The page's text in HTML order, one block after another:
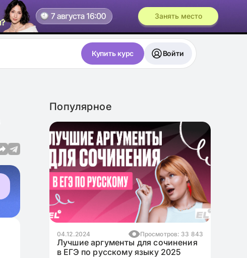
Занять место
Купить курс Войти
Популярное
17.11.2024 Просмотров: 10 971
Как написать эссе для ЕГЭ по
английскому языку на максимум?